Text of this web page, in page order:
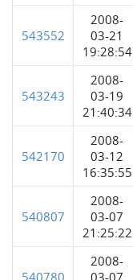
543552
2008-
03-21
19:28:54
543243
2008-
03-19
21:40:34
542170
2008-
03-12
16:35:55
540807
2008-
03-07
21:25:22
540780
2008-
03-07